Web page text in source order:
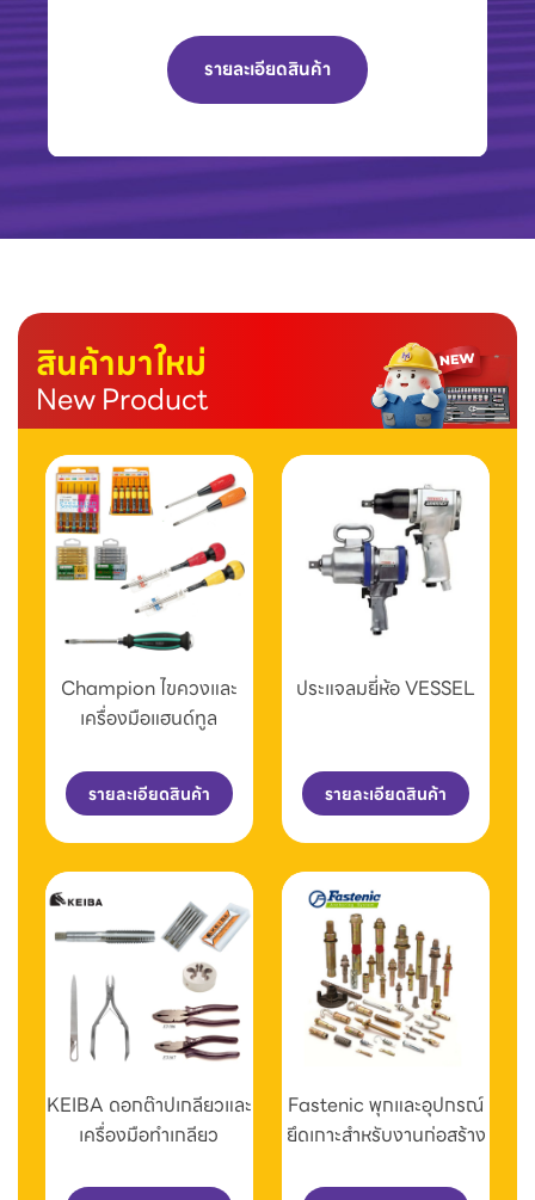
รายละเอียดสินค้า
สินค้ามาใหม่
New Product
Champion ไขควงและ
เครื่องมือแฮนด์ทูล
รายละเอียดสินค้า
ประแจลมยี่ห้อ VESSEL
รายละเอียดสินค้า
KEIBA ดอกต๊าปเกลียวและ
เครื่องมือทำเกลียว
Fastenic พุกและอุปกรณ์
ยึดเกาะสำหรับงานก่อสร้าง